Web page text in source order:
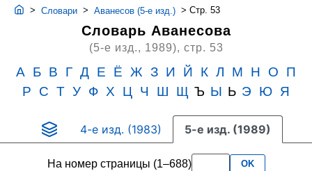
> Словари > Аванесов (5-е изд.) > Стр. 53
Словарь Аванесова
(5-е изд., 1989), стр. 53
А Б В Г Д Е Ё Ж З И Й К Л М Н О
П
Р
С Т У Ф Х Ц Ч Ш Щ Ъ Ы Ь Э Ю Я
4-е изд. (1983) 5-е изд. (1989)
На номер страницы (1–688) OK